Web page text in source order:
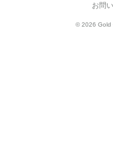
お問
© 2026 Gold